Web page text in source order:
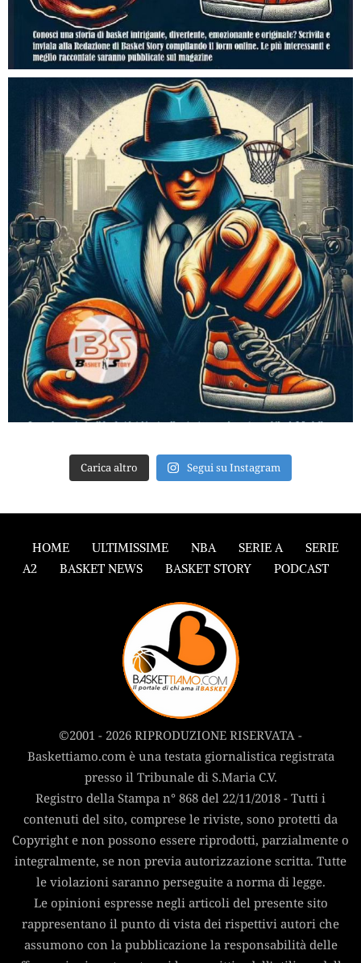
Carica altro Segui su Instagram
HOME ULTIMISSIME NBA SERIE A
SERIE
A2
BASKET NEWS BASKET STORY PODCAST
©2001 - 2026 RIPRODUZIONE RISERVATA -
Baskettiamo.com è una testata giornalistica registrata
presso il Tribunale di S.Maria C.V.
Registro della Stampa n° 868 del 22/11/2018 - Tutti i
contenuti del sito, comprese le riviste, sono protetti da
Copyright e non possono essere riprodotti, parzialmente o
integralmente, se non previa autorizzazione scritta. Tutte
le violazioni saranno perseguite a norma di legge.
Le opinioni espresse negli articoli del presente sito
rappresentano il punto di vista dei rispettivi autori che
assumono con la pubblicazione la responsabilità delle